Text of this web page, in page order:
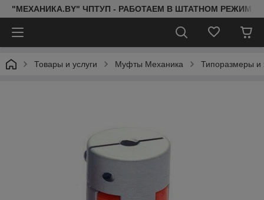
"МЕХАНИКА.BY" ЧПТУП - РАБОТАЕМ В ШТАТНОМ РЕЖИМЕ
Товары и услуги Муфты Механика Типоразмеры и